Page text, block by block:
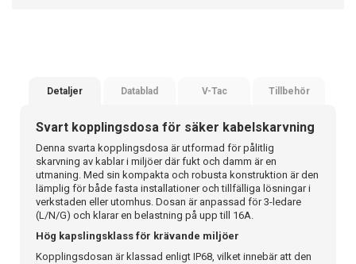
Detaljer Datablad V-Tac Tillbehör
Svart kopplingsdosa för säker kabelskarvning
Denna svarta kopplingsdosa är utformad för pålitlig
skarvning av kablar i miljöer där fukt och damm är en
utmaning. Med sin kompakta och robusta konstruktion är den
lämplig för både fasta installationer och tillfälliga lösningar i
verkstaden eller utomhus. Dosan är anpassad för 3-ledare
(L/N/G) och klarar en belastning på upp till 16A.
Hög kapslingsklass för krävande miljöer
Kopplingsdosan är klassad enligt IP68, vilket innebär att den